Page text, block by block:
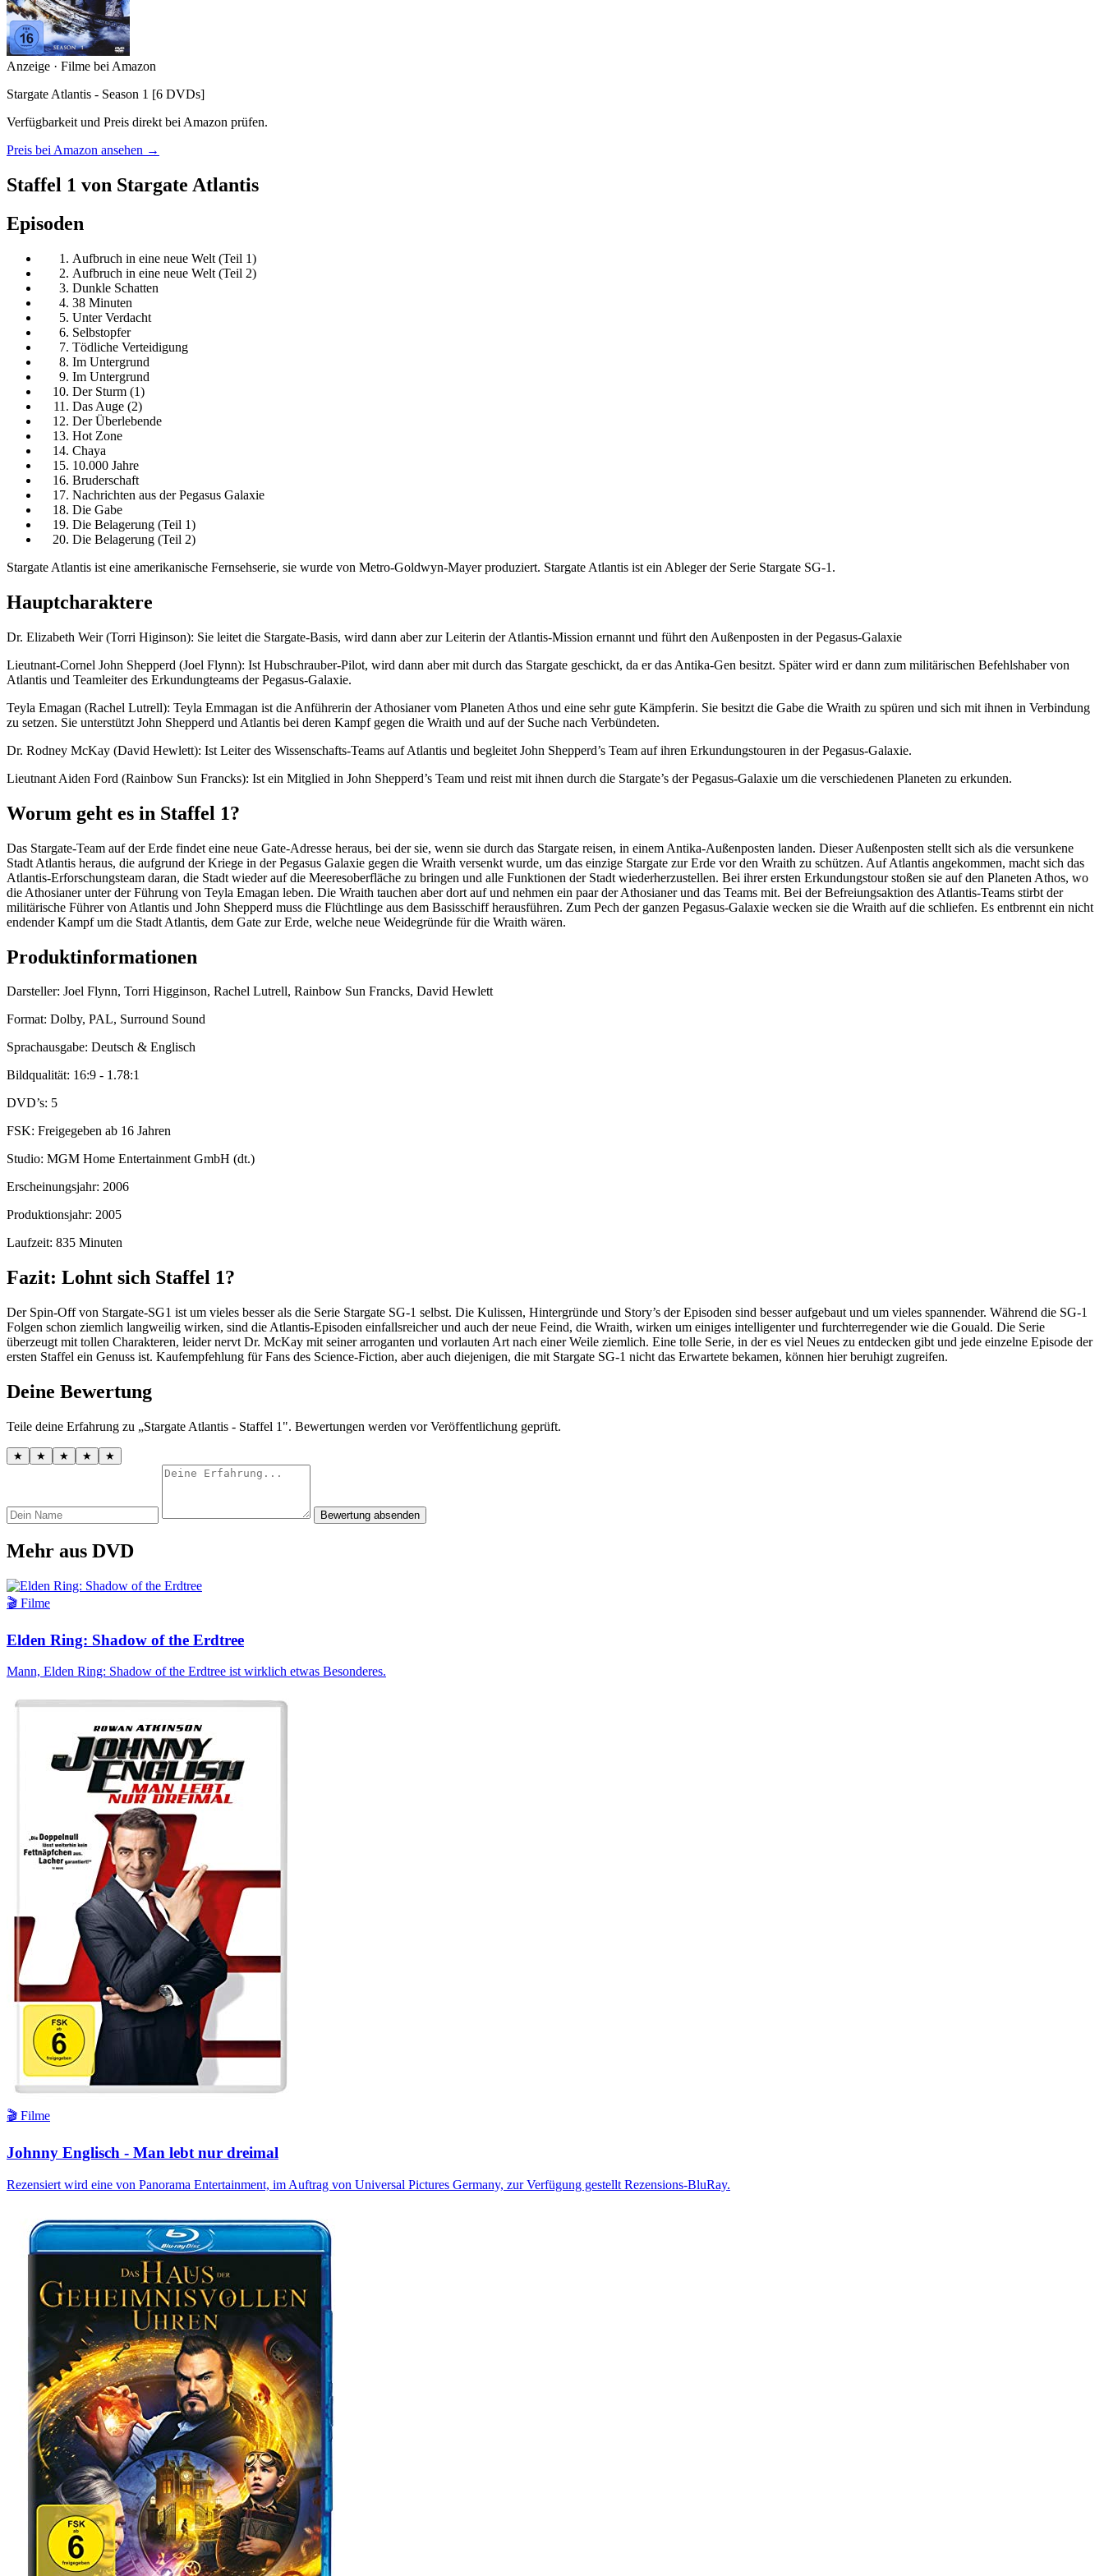
Anzeige · Filme bei Amazon
Stargate Atlantis - Season 1 [6 DVDs]
Verfügbarkeit und Preis direkt bei Amazon prüfen.
Preis bei Amazon ansehen →
Staffel 1 von Stargate Atlantis
Episoden
Aufbruch in eine neue Welt (Teil 1)
Aufbruch in eine neue Welt (Teil 2)
Dunkle Schatten
38 Minuten
Unter Verdacht
Selbstopfer
Tödliche Verteidigung
Im Untergrund
Im Untergrund
Der Sturm (1)
Das Auge (2)
Der Überlebende
Hot Zone
Chaya
10.000 Jahre
Bruderschaft
Nachrichten aus der Pegasus Galaxie
Die Gabe
Die Belagerung (Teil 1)
Die Belagerung (Teil 2)
Stargate Atlantis ist eine amerikanische Fernsehserie, sie wurde von Metro-Goldwyn-Mayer produziert. Stargate Atlantis ist ein Ableger der Serie Stargate SG-1.
Hauptcharaktere
Dr. Elizabeth Weir (Torri Higinson): Sie leitet die Stargate-Basis, wird dann aber zur Leiterin der Atlantis-Mission ernannt und führt den Außenposten in der Pegasus-Galaxie
Lieutnant-Cornel John Shepperd (Joel Flynn): Ist Hubschrauber-Pilot, wird dann aber mit durch das Stargate geschickt, da er das Antika-Gen besitzt. Später wird er dann zum militärischen Befehlshaber von
Atlantis und Teamleiter des Erkundungteams der Pegasus-Galaxie.
Teyla Emagan (Rachel Lutrell): Teyla Emmagan ist die Anführerin der Athosianer vom Planeten Athos und eine sehr gute Kämpferin. Sie besitzt die Gabe die Wraith zu spüren und sich mit ihnen in Verbindung
zu setzen. Sie unterstützt John Shepperd und Atlantis bei deren Kampf gegen die Wraith und auf der Suche nach Verbündeten.
Dr. Rodney McKay (David Hewlett): Ist Leiter des Wissenschafts-Teams auf Atlantis und begleitet John Shepperd’s Team auf ihren Erkundungstouren in der Pegasus-Galaxie.
Lieutnant Aiden Ford (Rainbow Sun Francks): Ist ein Mitglied in John Shepperd’s Team und reist mit ihnen durch die Stargate’s der Pegasus-Galaxie um die verschiedenen Planeten zu erkunden.
Worum geht es in Staffel 1?
Das Stargate-Team auf der Erde findet eine neue Gate-Adresse heraus, bei der sie, wenn sie durch das Stargate reisen, in einem Antika-Außenposten landen. Dieser Außenposten stellt sich als die versunkene
Stadt Atlantis heraus, die aufgrund der Kriege in der Pegasus Galaxie gegen die Wraith versenkt wurde, um das einzige Stargate zur Erde vor den Wraith zu schützen. Auf Atlantis angekommen, macht sich das
Atlantis-Erforschungsteam daran, die Stadt wieder auf die Meeresoberfläche zu bringen und alle Funktionen der Stadt wiederherzustellen. Bei ihrer ersten Erkundungstour stoßen sie auf den Planeten Athos, wo
die Athosianer unter der Führung von Teyla Emagan leben. Die Wraith tauchen aber dort auf und nehmen ein paar der Athosianer und das Teams mit. Bei der Befreiungsaktion des Atlantis-Teams stirbt der
militärische Führer von Atlantis und John Shepperd muss die Flüchtlinge aus dem Basisschiff herausführen. Zum Pech der ganzen Pegasus-Galaxie wecken sie die Wraith auf die schliefen. Es entbrennt ein nicht
endender Kampf um die Stadt Atlantis, dem Gate zur Erde, welche neue Weidegründe für die Wraith wären.
Produktinformationen
Darsteller: Joel Flynn, Torri Higginson, Rachel Lutrell, Rainbow Sun Francks, David Hewlett
Format: Dolby, PAL, Surround Sound
Sprachausgabe: Deutsch & Englisch
Bildqualität: 16:9 - 1.78:1
DVD’s: 5
FSK: Freigegeben ab 16 Jahren
Studio: MGM Home Entertainment GmbH (dt.)
Erscheinungsjahr: 2006
Produktionsjahr: 2005
Laufzeit: 835 Minuten
Fazit: Lohnt sich Staffel 1?
Der Spin-Off von Stargate-SG1 ist um vieles besser als die Serie Stargate SG-1 selbst. Die Kulissen, Hintergründe und Story’s der Episoden sind besser aufgebaut und um vieles spannender. Während die SG-1
Folgen schon ziemlich langweilig wirken, sind die Atlantis-Episoden einfallsreicher und auch der neue Feind, die Wraith, wirken um einiges intelligenter und furchterregender wie die Gouald. Die Serie
überzeugt mit tollen Charakteren, leider nervt Dr. McKay mit seiner arroganten und vorlauten Art nach einer Weile ziemlich. Eine tolle Serie, in der es viel Neues zu entdecken gibt und jede einzelne Episode der
ersten Staffel ein Genuss ist. Kaufempfehlung für Fans des Science-Fiction, aber auch diejenigen, die mit Stargate SG-1 nicht das Erwartete bekamen, können hier beruhigt zugreifen.
Deine Bewertung
Teile deine Erfahrung zu „Stargate Atlantis - Staffel 1". Bewertungen werden vor Veröffentlichung geprüft.
★ ★ ★ ★ ★
Bewertung absenden
Mehr aus DVD
🎬 Filme
Elden Ring: Shadow of the Erdtree
Mann, Elden Ring: Shadow of the Erdtree ist wirklich etwas Besonderes.
🎬 Filme
Johnny Englisch - Man lebt nur dreimal
Rezensiert wird eine von Panorama Entertainment, im Auftrag von Universal Pictures Germany, zur Verfügung gestellt Rezensions-BluRay.